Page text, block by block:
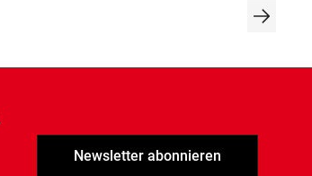
Newsletter abonnieren